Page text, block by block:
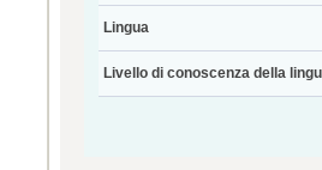
Lingua
Livello di conoscenza della